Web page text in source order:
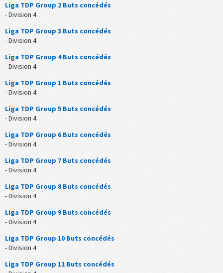
Liga TDP Group 2 Buts concédés
- Division 4
Liga TDP Group 3 Buts concédés
- Division 4
Liga TDP Group 4 Buts concédés
- Division 4
Liga TDP Group 1 Buts concédés
- Division 4
Liga TDP Group 5 Buts concédés
- Division 4
Liga TDP Group 6 Buts concédés
- Division 4
Liga TDP Group 7 Buts concédés
- Division 4
Liga TDP Group 8 Buts concédés
- Division 4
Liga TDP Group 9 Buts concédés
- Division 4
Liga TDP Group 10 Buts concédés
- Division 4
Liga TDP Group 11 Buts concédés